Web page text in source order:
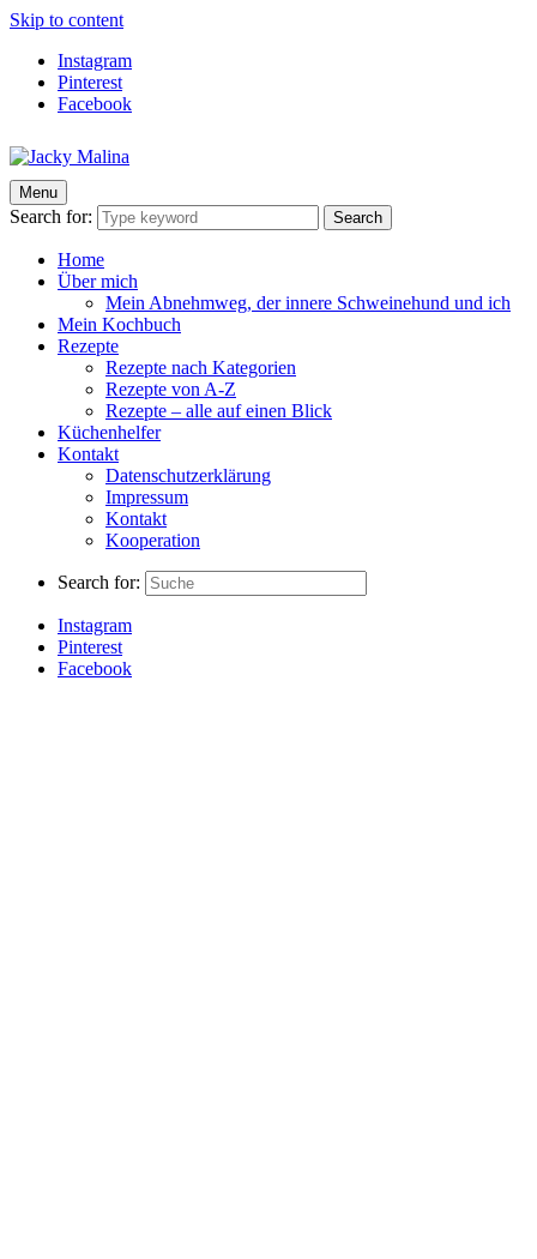
Skip to content
Instagram
Pinterest
Facebook
Jacky Malina
Der Food Blog mit einfachen und schnellen Rezepten
Menu
Search for: Search
Home
Über mich
Mein Abnehmweg, der innere Schweinehund und ich
Mein Kochbuch
Rezepte
Rezepte nach Kategorien
Rezepte von A-Z
Rezepte – alle auf einen Blick
Küchenhelfer
Kontakt
Datenschutzerklärung
Impressum
Kontakt
Kooperation
Search for:
Instagram
Pinterest
Facebook